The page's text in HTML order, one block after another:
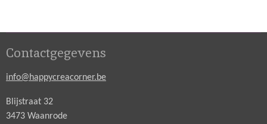
Contactgegevens
info@happycreacorner.be
Blijstraat 32
3473 Waanrode